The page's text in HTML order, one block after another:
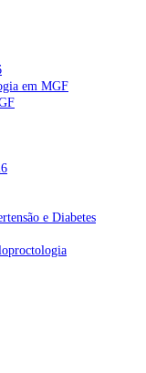
precisa? 6 de Agosto,
79.ª World Health
internacional
Estratégico para a
dentistas reforça
em MGF
e Diabetes